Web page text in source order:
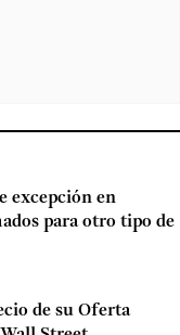
excepción en
para otro tipo de
de su Oferta